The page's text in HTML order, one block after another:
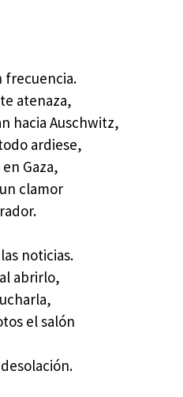
frecuencia.
atenaza,
hacia Auschwitz,
ardiese,
Gaza,
clamor
noticias.
abrirlo,
el salón